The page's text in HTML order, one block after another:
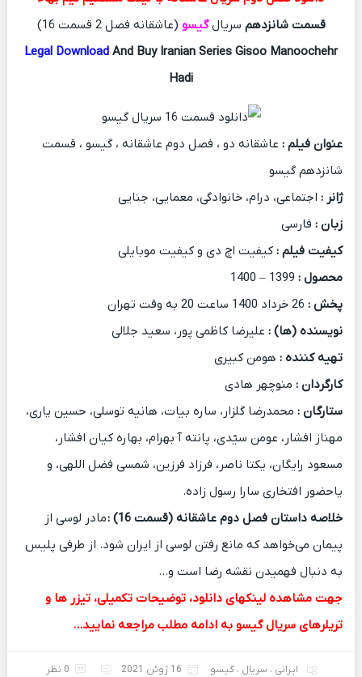
قسمت شانزدهم سریالگیسو (عاشقانه فصل 2 قسمت 16)
Legal Download And Buy Iranian Series Gisoo Manoochehr
Hadi
عنوان فیلم :عاشقانه دو ، فصل دوم عاشقانه ، گیسو ، قسمت
شانزدهم گیسو
ژانر : اجتماعی، درام، خانوادگی، معمایی، جنایی
زبان :فارسی
کیفیت فیلم : کیفیت اچ دی و کیفیت موبایلی
محصول :1399 – 1400
پخش :26 خرداد 1400 ساعت 20 به وقت تهران
نویسنده (ها) :علیرضا کاظمی پور، سعید جلالی
تهیه کننده :هومن کبیری
کارگردان :منوچهر هادی
ستارگان : محمدرضا گلزار، ساره بیات، هانیه توسلی، حسین یاری،
مهناز افشار، عومن سیّدی، پانته آ بهرام، بهاره کیان افشار،
مسعود رایگان، یکتا ناصر، فرزاد فرزین، شمسی فضل اللهی، و
یاحضور افتخاری سارا رسول زاده.
خلاصه داستان فصل دوم عاشقانه (قسمت 16)
:مادر لوسی از
پیمان می‌خواهد که مانع رفتن لوسی از ایران شود. از طرفی پلیس
به دنبال فهمیدن نقشه رضا است و…
جهت مشاهده لینکهای دانلود، توضیحات تکمیلی، تیزر ها و
تریلرهای سریال گیسو به ادامه مطلب مراجعه نمایید…
ایرانی ، سریال ، گیسو 16 ژوئن 2021 0 نظر